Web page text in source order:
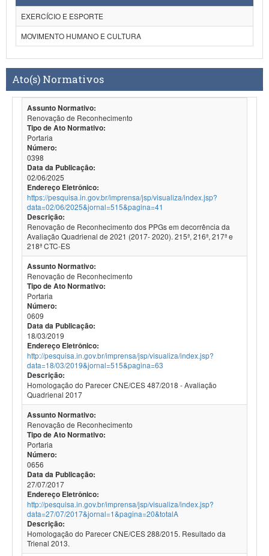
EXERCÍCIO E ESPORTE
MOVIMENTO HUMANO E CULTURA
Ato(s) Normativos
Assunto Normativo:
Renovação de Reconhecimento
Tipo de Ato Normativo:
Portaria
Número:
0398
Data da Publicação:
02/06/2025
Endereço Eletrônico:
https://pesquisa.in.gov.br/imprensa/jsp/visualiza/index.jsp?
data=02/06/2025&jornal=515&pagina=41
Descrição:
Renovação de Reconhecimento dos PPGs em decorrência da
Avaliação Quadrienal de 2021 (2017- 2020). 215ª, 216ª, 217ª e
218ª CTC-ES
Assunto Normativo:
Renovação de Reconhecimento
Tipo de Ato Normativo:
Portaria
Número:
0609
Data da Publicação:
18/03/2019
Endereço Eletrônico:
http://pesquisa.in.gov.br/imprensa/jsp/visualiza/index.jsp?
data=18/03/2019&jornal=515&pagina=63
Descrição:
Homologação do Parecer CNE/CES 487/2018 - Avaliação
Quadrienal 2017
Assunto Normativo:
Renovação de Reconhecimento
Tipo de Ato Normativo:
Portaria
Número:
0656
Data da Publicação:
27/07/2017
Endereço Eletrônico:
http://pesquisa.in.gov.br/imprensa/jsp/visualiza/index.jsp?
data=27/07/2017&jornal=1&pagina=20&totalA
Descrição:
Homologação do Parecer CNE/CES 288/2015. Resultado da
Trienal 2013.